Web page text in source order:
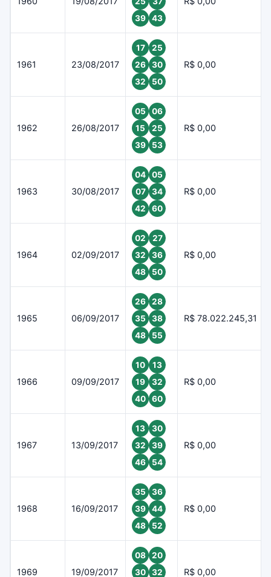
39
43
1961 23/08/2017
17
25
26
30
32
50
R$ 0,00
1962 26/08/2017
05
06
15
25
39
53
R$ 0,00
1963 30/08/2017
04
05
07
34
42
60
R$ 0,00
1964 02/09/2017
02
27
32
36
48
50
R$ 0,00
1965 06/09/2017
26
28
35
38
48
55
R$ 78.022.245,31
1966 09/09/2017
10
13
19
32
40
60
R$ 0,00
1967 13/09/2017
13
30
32
39
46
54
R$ 0,00
1968 16/09/2017
35
36
39
44
48
52
R$ 0,00
1969 19/09/2017
08
20
30
32 R$ 0,00